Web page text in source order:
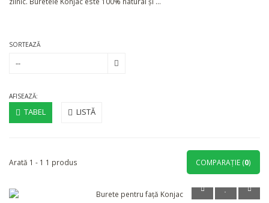
SORTEAZĂ
--
AFISEAZĂ:
TABEL LISTĂ
Arată 1 - 1 1 produs COMPARAŢIE (0)